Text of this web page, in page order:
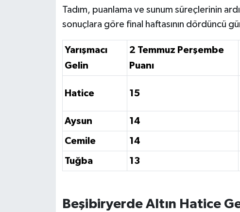
Tadım, puanlama ve sunum süreçlerinin
sonuçlara göre final haftasının dördüncü
Yarışmacı
Gelin
2 Temmuz Perşembe
Puanı
Hatice 15
Aysun 14
Cemile 14
Tuğba 13
Beşibiryerde Altın Hatice
TARİHTE BUGÜN